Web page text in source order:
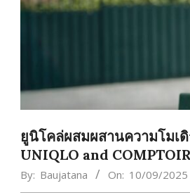
ยูนิโคล่ผสมผสานความโมเ
UNIQLO and
By: Baujatana On: 10/09/2025